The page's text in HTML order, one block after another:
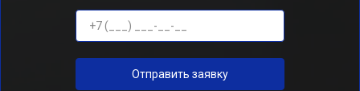
Отправить заявку